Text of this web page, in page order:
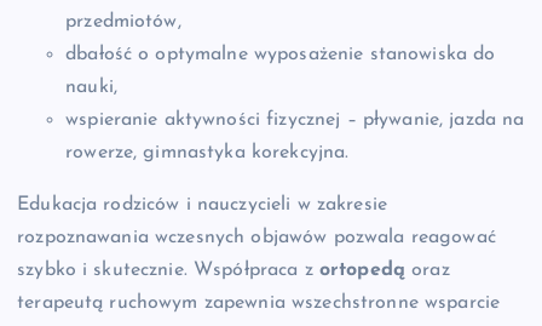
przedmiotów,
dbałość o optymalne wyposażenie stanowiska do
nauki,
wspieranie aktywności fizycznej – pływanie, jazda na
rowerze, gimnastyka korekcyjna.
Edukacja rodziców i nauczycieli w zakresie
rozpoznawania wczesnych objawów pozwala reagować
szybko i skutecznie. Współpraca z ortopedą oraz
terapeutą ruchowym zapewnia wszechstronne wsparcie